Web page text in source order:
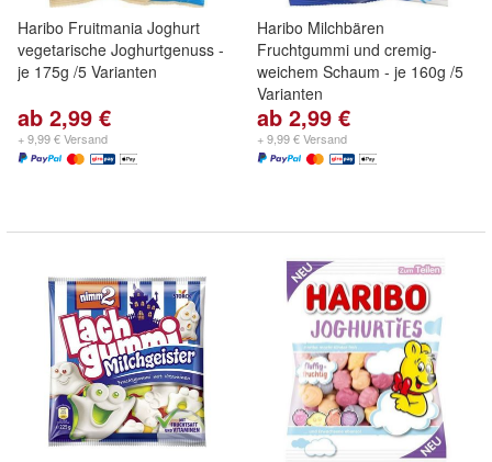
Haribo Fruitmania Joghurt
vegetarische Joghurtgenuss -
je 175g /5 Varianten
ab 2,99 €
+ 9,99 € Versand
Haribo Milchbären
Fruchtgummi und cremig-
weichem Schaum - je 160g /5
Varianten
ab 2,99 €
+ 9,99 € Versand